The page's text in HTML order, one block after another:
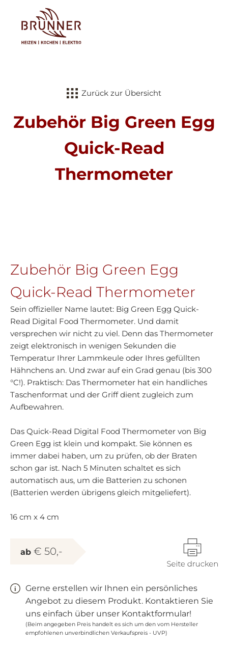
Zurück zur Übersicht
Zubehör Big Green Egg
Quick-Read
Thermometer
Zubehör Big Green Egg
Quick-Read Thermometer
Sein offizieller Name lautet: Big Green Egg Quick-
Read Digital Food Thermometer. Und damit
versprechen wir nicht zu viel. Denn das Thermometer
zeigt elektronisch in wenigen Sekunden die
Temperatur Ihrer Lammkeule oder Ihres gefüllten
Hähnchens an. Und zwar auf ein Grad genau (bis 300
°C!). Praktisch: Das Thermometer hat ein handliches
Taschenformat und der Griff dient zugleich zum
Aufbewahren.
Das Quick-Read Digital Food Thermometer von Big
Green Egg ist klein und kompakt. Sie können es
immer dabei haben, um zu prüfen, ob der Braten
schon gar ist. Nach 5 Minuten schaltet es sich
automatisch aus, um die Batterien zu schonen
(Batterien werden übrigens gleich mitgeliefert).
16 cm x 4 cm
ab € 50,-
Gerne erstellen wir Ihnen ein persönliches
Angebot zu diesem Produkt. Kontaktieren Sie
uns einfach über unser Kontaktformular!
(Beim angegeben Preis handelt es sich um den vom Hersteller
empfohlenen unverbindlichen Verkaufspreis - UVP)